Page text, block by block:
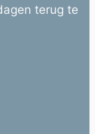
terug te